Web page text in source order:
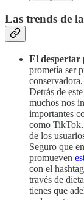
Las trends de
El despertar
prometía ser
Detrás de
muchos nos
importantes
como
de los
Seguro que
promueven
con el
través de
tienes que